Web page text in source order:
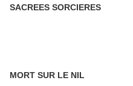
SACREES SORCIERES
MORT SUR LE NIL